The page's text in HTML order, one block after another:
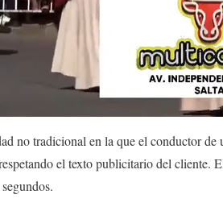
no tradicional en la que el conductor
el texto publicitario del cliente.